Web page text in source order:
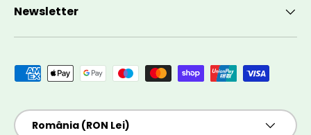
Newsletter
Metode de plată acceptate
Țară/Regiune
România (RON Lei)